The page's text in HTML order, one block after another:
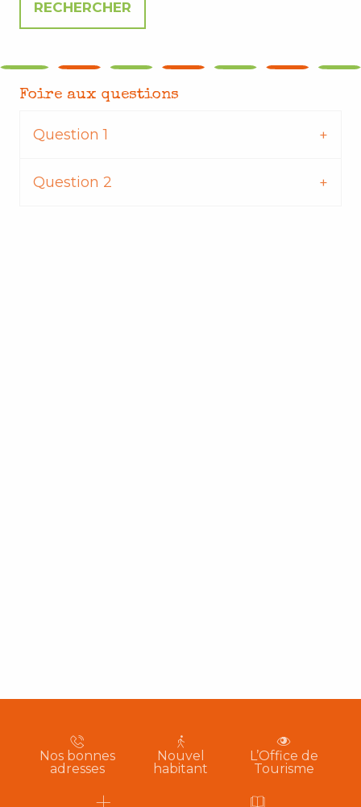
Foire aux questions
Question 1
Question 2
Nos bonnes
adresses
Nouvel
habitant
L’Office de
Tourisme